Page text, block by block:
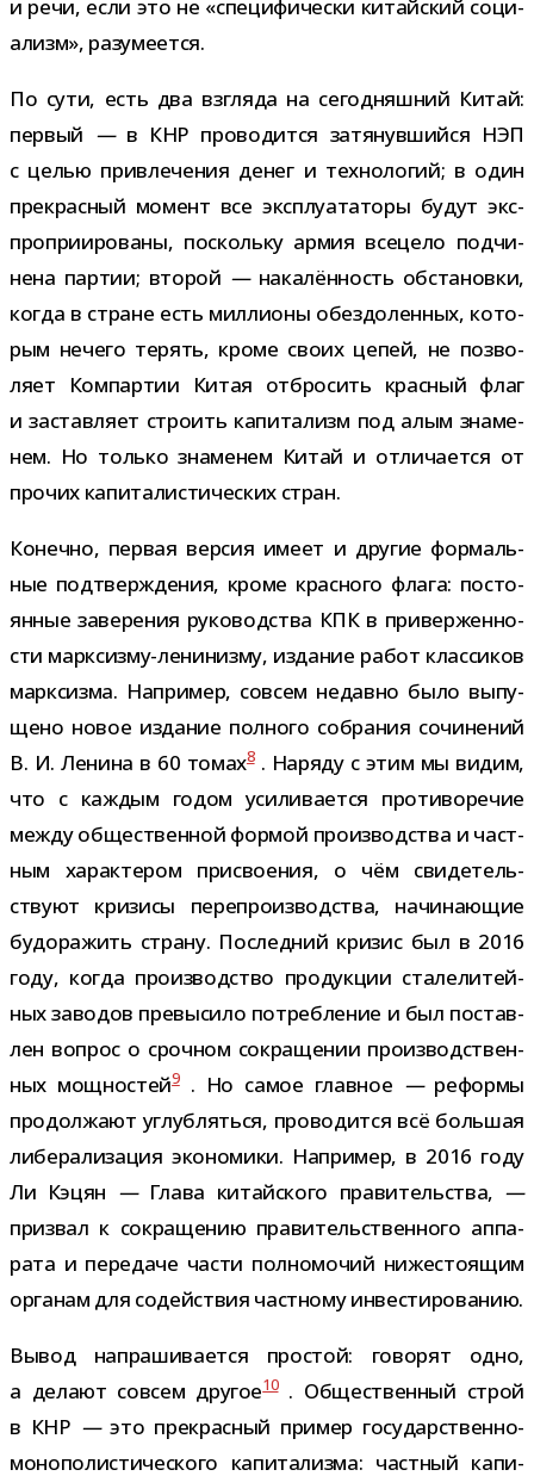
и речи, если это не «спе­ци­фи­че­ски китай­ский соци­
а­лизм», разумеется.
По сути, есть два взгляда на сего­дняш­ний Китай:
пер­вый —в КНР про­во­дится затя­нув­шийся НЭП
с целью при­вле­че­ния денег и тех­но­ло­гий; в один
пре­крас­ный момент все экс­плу­а­та­торы будут экс­
про­при­и­ро­ваны, поскольку армия все­цело под­чи­
нена пар­тии; вто­рой —нака­лён­ность обста­новки,
когда в стране есть мил­ли­оны обез­до­лен­ных, кото­
рым нечего терять, кроме своих цепей, не поз­во­
ляет Компартии Китая отбро­сить крас­ный флаг
и застав­ляет стро­ить капи­та­лизм под алым зна­ме­
нем. Но только зна­ме­нем Китай и отли­ча­ется от
про­чих капи­та­ли­сти­че­ских стран.
Конечно, пер­вая вер­сия имеет и дру­гие фор­маль­
ные под­твер­жде­ния, кроме крас­ного флага: посто­
ян­ные заве­ре­ния руко­вод­ства КПК в при­вер­жен­но­
сти марксизму-​ленинизму, изда­ние работ клас­си­ков
марк­сизма. Например, совсем недавно было выпу­
щено новое изда­ние пол­ного собра­ния сочи­не­ний
В. И. Ленина в 60 томах8. Наряду с этим мы видим,
что с каж­дым годом уси­ли­ва­ется про­ти­во­ре­чие
между обще­ствен­ной фор­мой про­из­вод­ства и част­
ным харак­те­ром при­сво­е­ния, о чём сви­де­тель­
ствуют кри­зисы пере­про­из­вод­ства, начи­на­ю­щие
будо­ра­жить страну. Последний кри­зис был в 2016
году, когда про­из­вод­ство про­дук­ции ста­ле­ли­тей­
ных заво­дов пре­вы­сило потреб­ле­ние и был постав­
лен вопрос о сроч­ном сокра­ще­нии про­из­вод­ствен­
ных мощ­но­стей9. Но самое глав­ное —реформы
про­дол­жают углуб­ляться, про­во­дится всё боль­шая
либе­ра­ли­за­ция эко­но­мики. Например, в 2016 году
Ли Кэцян —Глава китай­ского пра­ви­тель­ства, —
при­звал к сокра­ще­нию пра­ви­тель­ствен­ного аппа­
рата и пере­даче части пол­но­мо­чий ниже­сто­я­щим
орга­нам для содей­ствия част­ному инвестированию.
Вывод напра­ши­ва­ется про­стой: гово­рят одно,
а делают совсем дру­гое10. Общественный строй
в КНР —это пре­крас­ный при­мер государственно-​
монополистического капи­та­лизма: част­ный капи­